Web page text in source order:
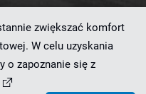
zwiększać komfort
W celu uzyskania
o zapoznanie się z